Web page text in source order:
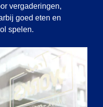
vergaderingen,
goed eten en
spelen.